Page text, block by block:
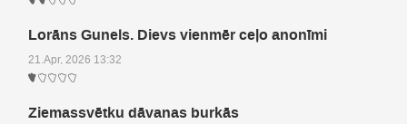
Lorāns Gunels. Dievs vienmēr ceļo anonīmi
21.Apr, 2026 13:32
Ziemassvētku dāvanas burkās